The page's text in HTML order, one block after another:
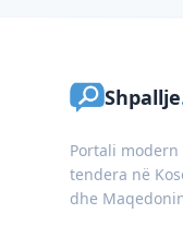
Shpallje
Portali
tendera në
dhe